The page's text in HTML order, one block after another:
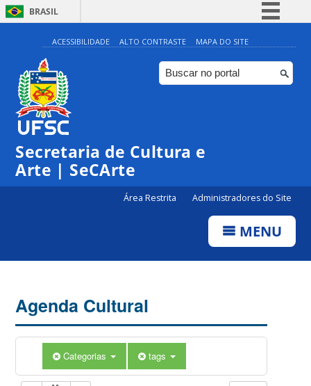
BRASIL
Simplifique!
Comunica BR
Participe
ACESSIBILIDADE ALTO CONTRASTE MAPA DO SITE
Secretaria de Cultura e
Arte | SeCArte
Área Restrita Administradores do Site
MENU
Agenda Cultural
Categorias tags
0:00
1:00
5:00
6:00